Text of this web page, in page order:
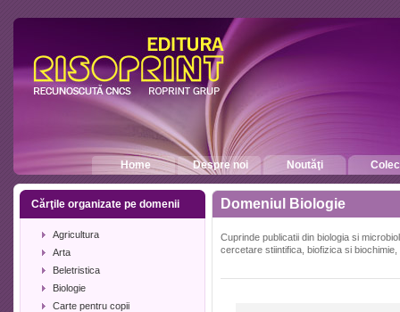
Home Despre noi Noutăţi
Cărţile organizate pe domenii
Agricultura
Arta
Beletristica
Biologie
Carte pentru copii
Domeniul Biologie
Cuprinde publicatii din biologia si
cercetare stiintifica, biofizica si